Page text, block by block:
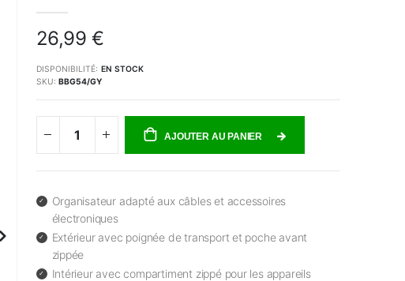
26,99 €
DISPONIBILITÉ: EN STOCK
SKU BBG54/GY
AJOUTER AU PANIER
Organisateur adapté aux câbles et accessoires
électroniques
Extérieur avec poignée de transport et poche avant
zippée
Intérieur avec compartiment zippé pour les appareils